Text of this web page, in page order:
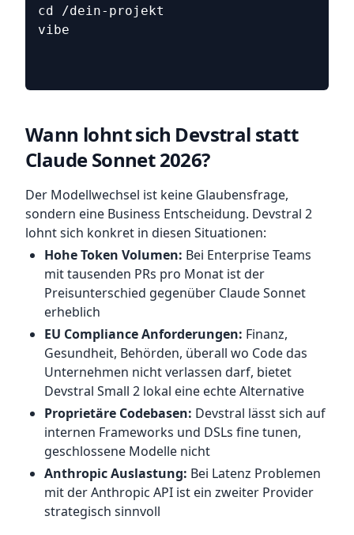
cd /dein-projekt
vibe
Wann lohnt sich Devstral statt
Claude Sonnet 2026?
Der Modellwechsel ist keine Glaubensfrage,
sondern eine Business Entscheidung. Devstral 2
lohnt sich konkret in diesen Situationen:
Hohe Token Volumen: Bei Enterprise Teams
mit tausenden PRs pro Monat ist der
Preisunterschied gegenüber Claude Sonnet
erheblich
EU Compliance Anforderungen: Finanz,
Gesundheit, Behörden, überall wo Code das
Unternehmen nicht verlassen darf, bietet
Devstral Small 2 lokal eine echte Alternative
Proprietäre Codebasen: Devstral lässt sich auf
internen Frameworks und DSLs fine tunen,
geschlossene Modelle nicht
Anthropic Auslastung: Bei Latenz Problemen
mit der Anthropic API ist ein zweiter Provider
strategisch sinnvoll